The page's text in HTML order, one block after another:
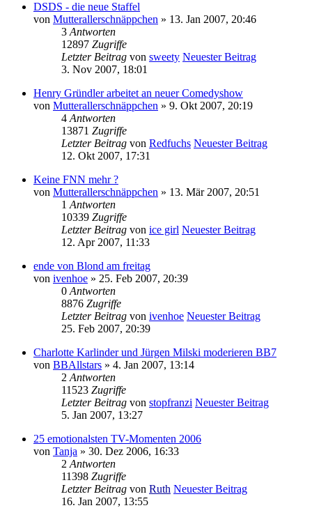
DSDS - die neue Staffel
von Mutterallerschnäppchen » 13. Jan 2007, 20:46
3 Antworten
12897 Zugriffe
Letzter Beitrag von sweety Neuester Beitrag
3. Nov 2007, 18:01
Henry Gründler arbeitet an neuer Comedyshow
von Mutterallerschnäppchen » 9. Okt 2007, 20:19
4 Antworten
13871 Zugriffe
Letzter Beitrag von Redfuchs Neuester Beitrag
12. Okt 2007, 17:31
Keine FNN mehr ?
von Mutterallerschnäppchen » 13. Mär 2007, 20:51
1 Antworten
10339 Zugriffe
Letzter Beitrag von ice girl Neuester Beitrag
12. Apr 2007, 11:33
ende von Blond am freitag
von ivenhoe » 25. Feb 2007, 20:39
0 Antworten
8876 Zugriffe
Letzter Beitrag von ivenhoe Neuester Beitrag
25. Feb 2007, 20:39
Charlotte Karlinder und Jürgen Milski moderieren BB7
von BBAllstars » 4. Jan 2007, 13:14
2 Antworten
11523 Zugriffe
Letzter Beitrag von stopfranzi Neuester Beitrag
5. Jan 2007, 13:27
25 emotionalsten TV-Momenten 2006
von Tanja » 30. Dez 2006, 16:33
2 Antworten
11398 Zugriffe
Letzter Beitrag von Ruth Neuester Beitrag
16. Jan 2007, 13:55